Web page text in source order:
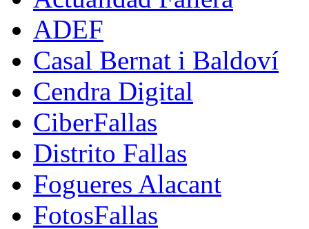
ADEF
Casal Bernat i Baldoví
Cendra Digital
CiberFallas
Distrito Fallas
Fogueres Alacant
FotosFallas